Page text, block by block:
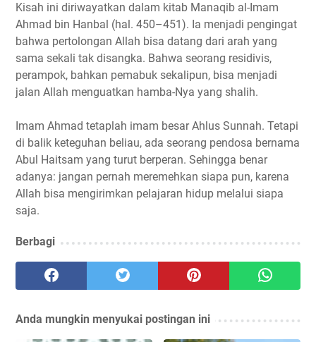
Kisah ini diriwayatkan dalam kitab Manaqib al-Imam
Ahmad bin Hanbal (hal. 450–451). Ia menjadi pengingat
bahwa pertolongan Allah bisa datang dari arah yang
sama sekali tak disangka. Bahwa seorang residivis,
perampok, bahkan pemabuk sekalipun, bisa menjadi
jalan Allah menguatkan hamba-Nya yang shalih.
Imam Ahmad tetaplah imam besar Ahlus Sunnah. Tetapi
di balik keteguhan beliau, ada seorang pendosa bernama
Abul Haitsam yang turut berperan. Sehingga benar
adanya: jangan pernah meremehkan siapa pun, karena
Allah bisa mengirimkan pelajaran hidup melalui siapa
saja.
Berbagi
Anda mungkin menyukai postingan ini